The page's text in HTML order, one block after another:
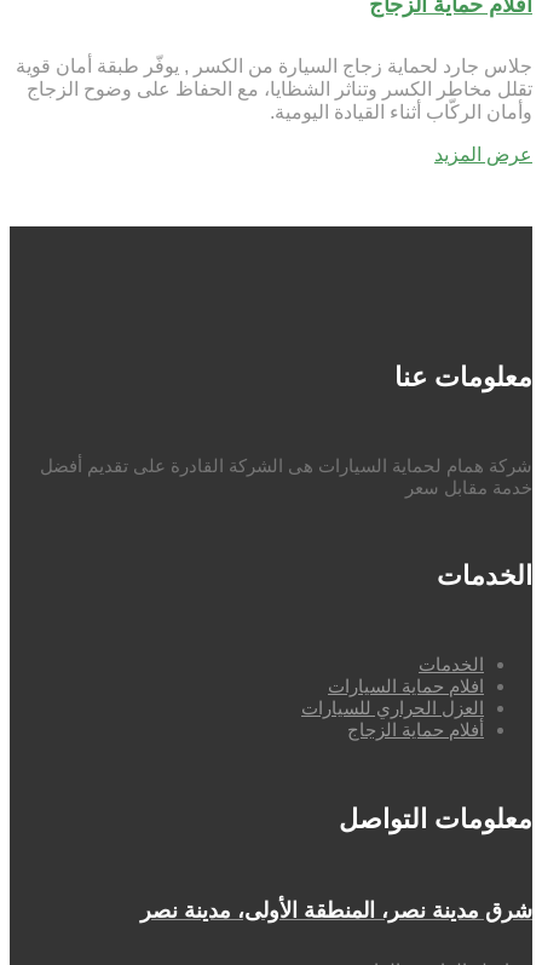
أفلام حماية الزجاج
جلاس جارد لحماية زجاج السيارة من الكسر , يوفّر طبقة أمان قوية
تقلل مخاطر الكسر وتناثر الشظايا، مع الحفاظ على وضوح الزجاج
وأمان الركّاب أثناء القيادة اليومية.
عرض المزيد
معلومات عنا
شركة همام لحماية السيارات هى الشركة القادرة على تقديم أفضل
خدمة مقابل سعر
الخدمات
الخدمات
افلام حماية السيارات
العزل الحراري للسيارات
أفلام حماية الزجاج
معلومات التواصل
شرق مدينة نصر، المنطقة الأولى، مدينة نصر